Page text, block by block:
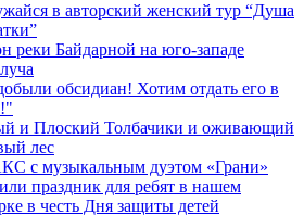
в авторский женский тур “Душа
реки Байдарной на юго-западе
обсидиан! Хотим отдать его в
и Плоский Толбачики и оживающий
лес
с музыкальным дуэтом «Грани»
праздник для ребят в нашем
в честь Дня защиты детей